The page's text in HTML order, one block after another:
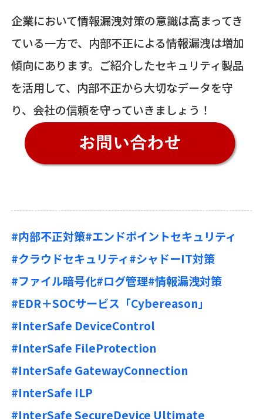
企業において情報漏洩対策の意識は高まってき
ている一方で、内部不正による情報漏洩は増加
傾向にあります。ご紹介したセキュリティ製品
を活用して、内部不正から大切なデータを守
り、会社の信頼を守っていきましょう！
#内部不正対策#エンドポイントセキュリティ
#クラウドセキュリティ#シャドーIT対策
#ファイル暗号化#ログ管理#情報漏洩対策
#EDR＋SOCサービス「Cybereason」
#InterSafe DeviceControl
#InterSafe FileProtection
#InterSafe GatewayConnection
#InterSafe ILP
#InterSafe SecureDevice Ultimate